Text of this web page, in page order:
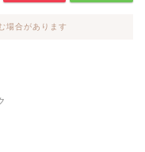
場合があります